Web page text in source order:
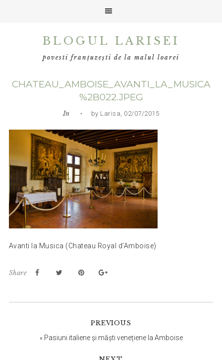
BLOGUL LARISEI
povesti franțuzești de la malul loarei
CHATEAU_AMBOISE_AVANTI_LA_MUSICA
%2B022.JPEG
In • by Larisa, 02/07/2015
Avanti la Musica (Chateau Royal d’Amboise)
Share
PREVIOUS
« Pasiuni italiene și măști venețiene la Amboise